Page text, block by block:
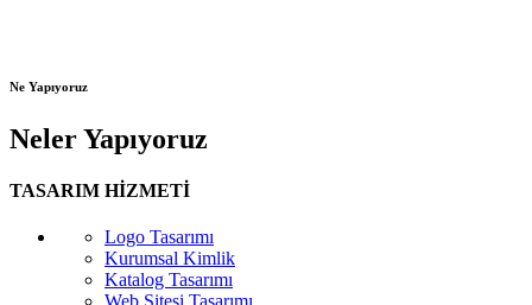
Ne Yapıyoruz
Neler Yapıyoruz
TASARIM HİZMETİ
Logo Tasarımı
Kurumsal Kimlik
Katalog Tasarımı